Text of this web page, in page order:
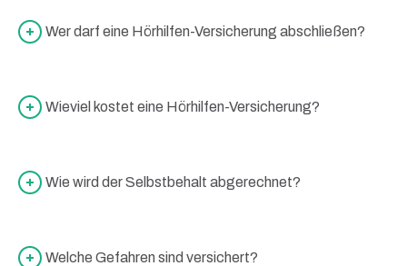
Wer darf eine Hörhilfen-Versicherung abschließen?
Wieviel kostet eine Hörhilfen-Versicherung?
Wie wird der Selbstbehalt abgerechnet?
Welche Gefahren sind versichert?